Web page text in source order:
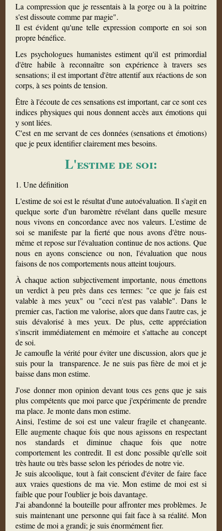
La compression que je ressentais à la gorge ou à la poitrine
s'est dissoute comme par magie".
Il est évident qu'une telle expression comporte en soi son
propre bénéfice.
Les psychologues humanistes estiment qu'il est primordial
d'être habile à reconnaître son expérience à travers ses
sensations; il est important d'être attentif aux réactions de son
corps, à ses points de tension.
Être à l'écoute de ces sensations est important, car ce sont ces
indices physiques qui nous donnent accès aux émotions qui
y sont liées.
C'est en me servant de ces données (sensations et émotions)
que je peux identifier clairement mes besoins.
L'estime de soi:
1. Une définition
L'estime de soi est le résultat d'une autoévaluation. Il s'agit en
quelque sorte d'un baromètre révélant dans quelle mesure
nous vivons en concordance avec nos valeurs. L'estime de
soi se manifeste par la fierté que nous avons d'être nous-
même et repose sur l'évaluation continue de nos actions. Que
nous en ayons conscience ou non, l'évaluation que nous
faisons de nos comportements nous atteint toujours.
À chaque action subjectivement importante, nous émettons
un verdict à peu près dans ces termes: "ce que je fais est
valable à mes yeux" ou "ceci n'est pas valable". Dans le
premier cas, l'action me valorise, alors que dans l'autre cas, je
suis dévalorisé à mes yeux. De plus, cette appréciation
s'inscrit immédiatement en mémoire et s'attache au concept
de soi.
Je camoufle la vérité pour éviter une discussion, alors que je
suis pour la transparence. Je ne suis pas fière de moi et je
baisse dans mon estime.
J'ose donner mon opinion devant tous ces gens que je sais
plus compétents que moi parce que j'expérimente de prendre
ma place. Je monte dans mon estime.
Ainsi, l'estime de soi est une valeur fragile et changeante.
Elle augmente chaque fois que nous agissons en respectant
nos standards et diminue chaque fois que notre
comportement les contredit. Il est donc possible qu'elle soit
très haute ou très basse selon les périodes de notre vie.
Je suis alcoolique, tout à fait conscient d'éviter de faire face
aux vraies questions de ma vie. Mon estime de moi est si
faible que pour l'oublier je bois davantage.
J'ai abandonné la bouteille pour affronter mes problèmes. Je
suis maintenant une personne qui fait face à sa réalité. Mon
estime de moi a grandi; je suis énormément fier.